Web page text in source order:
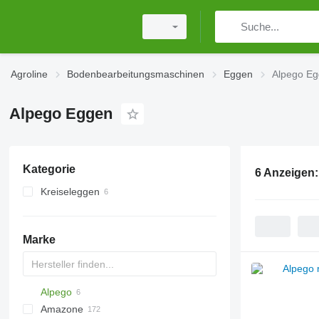
Agroline Bodenbearbeitungsmaschinen Eggen Alpego
Alpego Eggen
Kategorie
Kreiseleggen
Marke
Multivator
Disc-O-Mulch
Maximulch
Jaguar
AT30
BT
8
10
AGD
Alpego
Amazone
6 Anzeigen: